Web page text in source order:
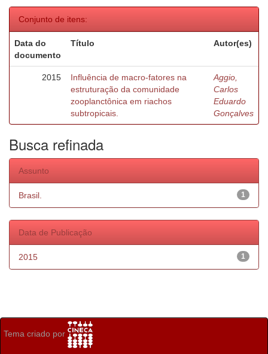
Conjunto de itens:
Data do
documento
Título Autor(es)
2015
Influência de macro-fatores na
estruturação da comunidade
zooplanctônica em riachos
subtropicais.
Aggio,
Carlos
Eduardo
Gonçalves
Busca refinada
Assunto
1
Brasil.
Data de Publicação
1
2015
Tema criado por